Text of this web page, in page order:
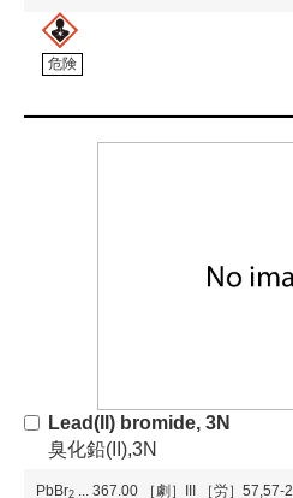
危険
Lead(II) bromide, 3N
臭化鉛(II),3N
PbBr2 ... 367.00 ［劇］III ［労］57,57-2